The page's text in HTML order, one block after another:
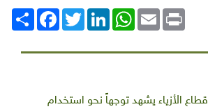
انشر
FacebookTwitterLinkedIn
WhatsAppEmail Print
قطاع الأزياء يشهد توجهاً نحو استخدام